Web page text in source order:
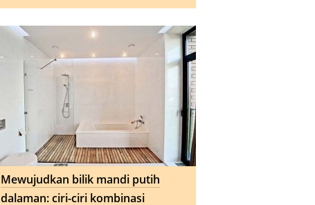
Mewujudkan bilik mandi putih
dalaman: ciri-ciri kombinasi